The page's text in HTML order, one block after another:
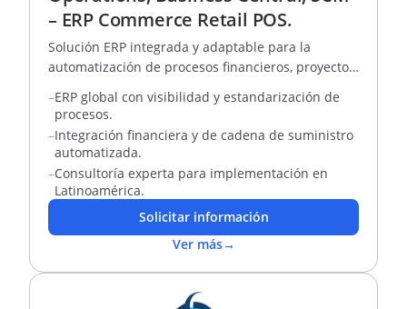
– ERP Commerce Retail POS.
Solución ERP integrada y adaptable para la
automatización de procesos financieros, proyectos,
–ERP global con visibilidad y estandarización de
procesos.
–Integración financiera y de cadena de suministro
automatizada.
–Consultoría experta para implementación en
Latinoamérica.
Solicitar información
Ver más→